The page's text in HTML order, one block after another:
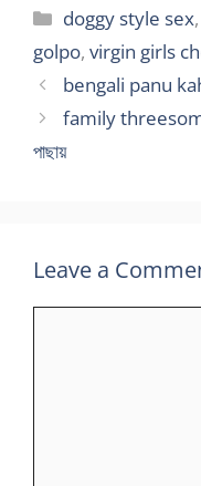
Categories
doggy style sex,
golpo, virgin girls
bengali panu
family
পাছায়
Leave a